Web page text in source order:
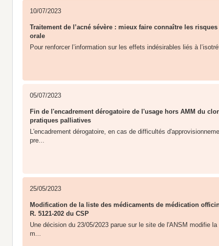
10/07/2023
Traitement de l’acné sévère : mieux faire connaître les
orale
Pour renforcer l’information sur les effets indésirables liés à
05/07/2023
Fin de l'encadrement dérogatoire de l'usage hors AMM du
pratiques palliatives
L'encadrement dérogatoire, en cas de difficultés
pre...
25/05/2023
Modification de la liste des médicaments de médication
R. 5121-202 du CSP
Une décision du 23/05/2023 parue sur le site de l'ANSM modifie
m...